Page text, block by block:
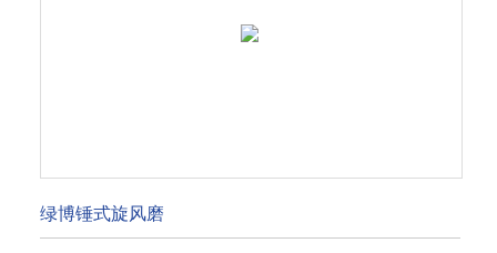
绿博锤式旋风磨